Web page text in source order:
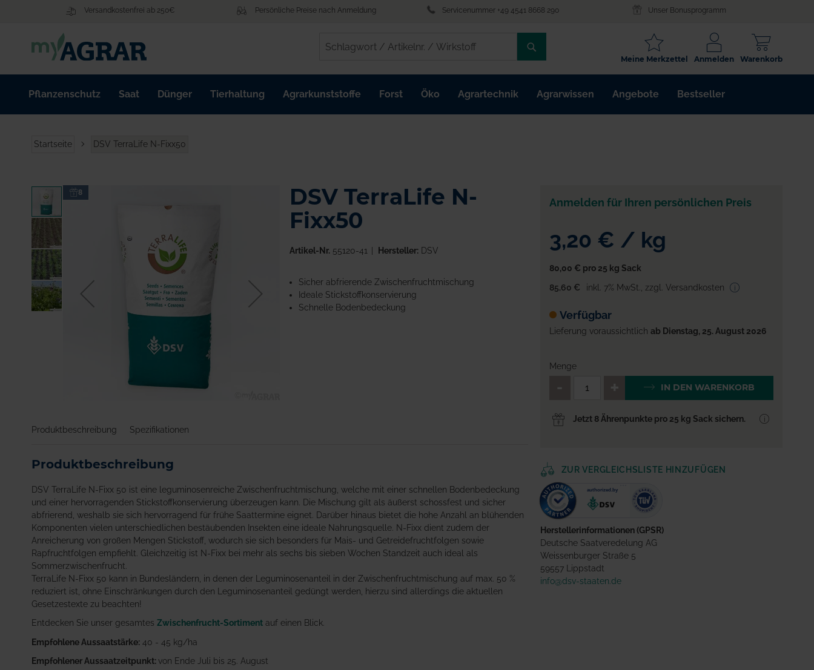
Versandkostenfrei ab 250€ Persönliche Preise nach Anmeldung Servicenummer +49 4541 8668 290 Unser Bonusprogramm
/
ARTIKELNR.
/
Warenkorb
Anmelden
Meine Merkzettel
Pflanzenschutz Saat Dünger Tierhaltung Agrarkunststoffe Forst Öko Agrartechnik Agrarwissen Angebote Bestseller
Startseite DSV TerraLife N-Fixx50
Zum
Ende
der
springen
8
der
springen
DSV TerraLife N-
Fixx50
Artikel-Nr. 55120-41 Hersteller:DSV
Sicher abfrierende Zwischenfruchtmischung
Ideale Stickstoffkonservierung
Schnelle Bodenbedeckung
Produktbeschreibung Spezifikationen
Produktbeschreibung
DSV TerraLife N-Fixx 50 ist eine leguminosenreiche Zwischenfruchtmischung, welche mit einer schnellen Bodenbedeckung
und einer hervorragenden Stickstoffkonservierung überzeugen kann. Die Mischung gilt als äußerst schossfest und sicher
abfrierend, weshalb sie sich hervorragend für frühe Saattermine eignet. Darüber hinaus bietet die hohe Anzahl an blühenden
Komponenten vielen unterschiedlichen bestäubenden Insekten eine ideale Nahrungsquelle. N-Fixx dient zudem der
Anreicherung von großen Mengen Stickstoff, wodurch sie sich besonders für Mais- und Getreidefruchtfolgen sowie
Rapfruchtfolgen empfiehlt. Gleichzeitig ist N-Fixx bei mehr als sechs bis sieben Wochen Standzeit auch ideal als
Sommerzwischenfrucht.
TerraLife N-Fixx 50 kann in Bundesländern, in denen der Leguminosenanteil in der Zwischenfruchtmischung auf max. 50 %
reduziert ist, ohne Einschränkungen durch den Leguminosenanteil gedüngt werden, hierzu sind allerdings die aktuellen
Gesetzestexte zu beachten!
Entdecken Sie unser gesamtes Zwischenfrucht-Sortiment auf einen Blick.
Empfohlene Aussaatstärke: 40 - 45 kg/ha
Empfohlener Aussaatzeitpunkt:von Ende Juli bis 25. August
Anmelden für Ihren persönlichen Preis
3,20 € / kg
80,00 € pro 25 kg Sack
85,60 €
inkl. 7% MwSt. zzgl. Versandkosten
Verfügbar
Lieferung voraussichtlich ab Dienstag, 25. August 2026
Menge
QTY_CONTROL_DECREASE
IN DEN WARENKORB
Jetzt 8 Ährenpunkte pro 25 kg Sack sichern.
ZUR VERGLEICHSLISTE HINZUFÜGEN
Herstellerinformationen (GPSR)
Deutsche Saatveredelung AG
Weissenburger Straße 5
59557 Lippstadt
info@dsv-staaten.de